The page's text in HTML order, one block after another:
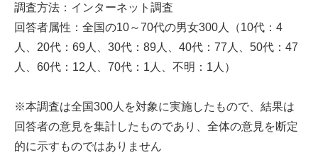
調査方法：インターネット調査
回答者属性：全国の10～70代の男女300人（10代：4
人、20代：69人、30代：89人、40代：77人、50代：47
人、60代：12人、70代：1人、不明：1人）
※本調査は全国300人を対象に実施したもので、結果は
回答者の意見を集計したものであり、全体の意見を断定
的に示すものではありません